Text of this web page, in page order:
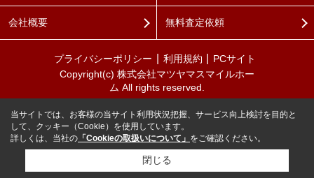
会社概要 無料査定依頼
プライバシーポリシー 利用規約
PCサイト
Copyright(c) 株式会社マツヤマスマイルホー
ム All rights reserved.
当サイトでは、お客様の当サイト利用状況把握、サービス向上検討を目的と
して、クッキー（Cookie）を使用しています。
詳しくは、当社の 「Cookieの取扱いについて」 をご確認ください。
閉じる